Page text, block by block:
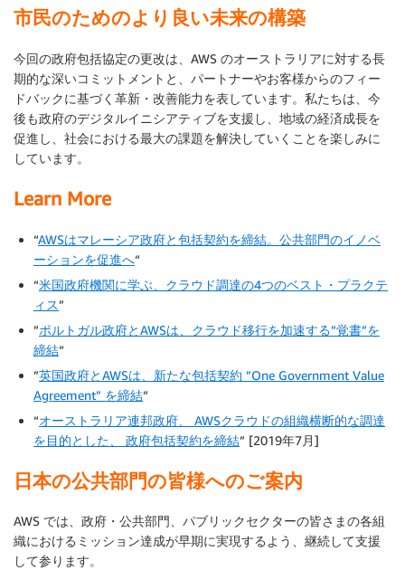
市民のためのより良い未来の構築
今回の政府包括協定の更改は、AWS のオーストラリアに対する長
期的な深いコミットメントと、パートナーやお客様からのフィー
ドバックに基づく革新・改善能力を表しています。私たちは、今
後も政府のデジタルイニシアティブを支援し、地域の経済成長を
促進し、社会における最大の課題を解決していくことを楽しみに
しています。
Learn More
“AWSはマレーシア政府と包括契約を締結。公共部門のイノベ
ーションを促進へ“
“米国政府機関に学ぶ、クラウド調達の4つのベスト・プラクテ
ィス”
”ポルトガル政府とAWSは、クラウド移行を加速する”覚書”を
締結“
”英国政府とAWSは、新たな包括契約 ”One Government Value
Agreement” を締結“
“オーストラリア連邦政府、 AWSクラウドの組織横断的な調達
を目的とした、 政府包括契約を締結” [2019年7月]
日本の公共部門の皆様へのご案内
AWS では、政府・公共部門、パブリックセクターの皆さまの各組
織におけるミッション達成が早期に実現するよう、継続して支援
して参ります。